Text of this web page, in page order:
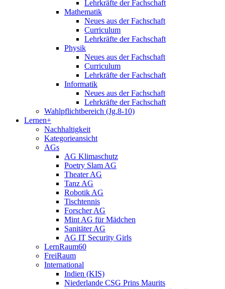
Lehrkräfte der Fachschaft
Mathematik
Neues aus der Fachschaft
Curriculum
Lehrkräfte der Fachschaft
Physik
Neues aus der Fachschaft
Curriculum
Lehrkräfte der Fachschaft
Informatik
Neues aus der Fachschaft
Lehrkräfte der Fachschaft
Wahlpflichtbereich (Jg.8-10)
Lernen+
Nachhaltigkeit
Kategorieansicht
AGs
AG Klimaschutz
Poetry Slam AG
Theater AG
Tanz AG
Robotik AG
Tischtennis
Forscher AG
Mint AG für Mädchen
Sanitäter AG
AG IT Security Girls
LernRaum60
FreiRaum
International
Indien (KIS)
Niederlande CSG Prins Maurits